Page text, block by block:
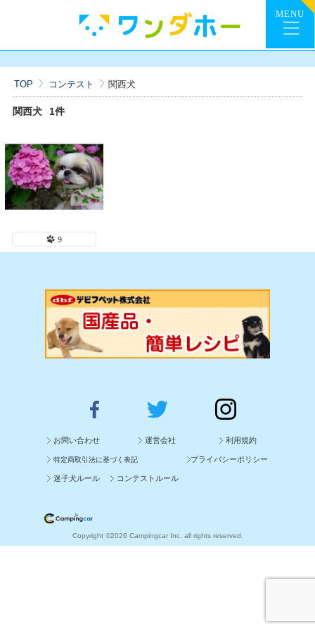
TOP コンテスト 関西犬
関西犬 1件
9
お問い合わせ 運営会社 利用規約
特定商取引法に基づく表記 プライバシーポリシー
迷子犬ルール コンテストルール
Copyright ©2026 Campingcar Inc. all rights reserved.